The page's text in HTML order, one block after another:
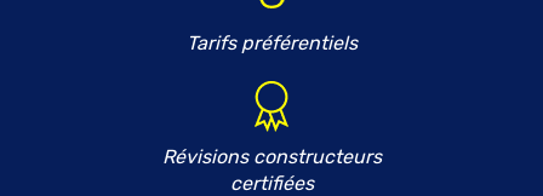
Tarifs préférentiels
Révisions constructeurs
certifiées